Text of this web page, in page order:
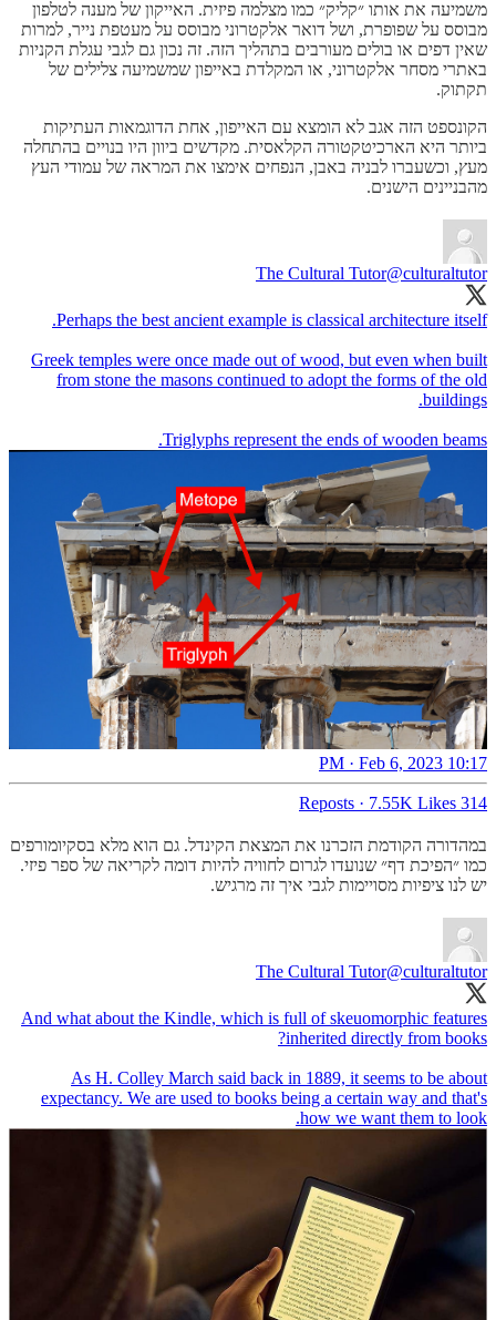
משמיעה את אותו ״קליק״ כמו מצלמה פיזית. האייקון של מענה לטלפון
מבוסס על שפופרת, ושל דואר אלקטרוני מבוסס על מעטפת נייר, למרות
שאין דפים או בולים מעורבים בתהליך הזה. זה נכון גם לגבי עגלת הקניות
באתרי מסחר אלקטרוני, או המקלדת באייפון שמשמיעה צלילים של
תקתוק.
הקונספט הזה אגב לא הומצא עם האייפון, אחת הדוגמאות העתיקות
ביותר היא הארכיטקטורה הקלאסית. מקדשים ביוון היו בנויים בהתחלה
מעץ, וכשעברו לבניה באבן, הנפחים אימצו את המראה של עמודי העץ
מהבניינים הישנים.
The Cultural Tutor@culturaltutor
Greek temples were once made out of wood, but even when built
from stone the masons continued to adopt the forms of the old
Triglyphs represent the ends of wooden beams.
10:17 PM · Feb 6, 2023
314 Reposts
· 7.55K Likes
במהדורה הקודמת הזכרנו את המצאת הקינדל. גם הוא מלא בסקיומורפים
כמו ״הפיכת דף״ שנועדו לגרום לחוויה להיות דומה לקריאה של ספר פיזי.
יש לנו ציפיות מסויימות לגבי איך זה מרגיש.
The Cultural Tutor@culturaltutor
And what about the Kindle, which is full of skeuomorphic features
As H. Colley March said back in 1889, it seems to be about
expectancy. We are used to books being a certain way and that's
how we want them to look.